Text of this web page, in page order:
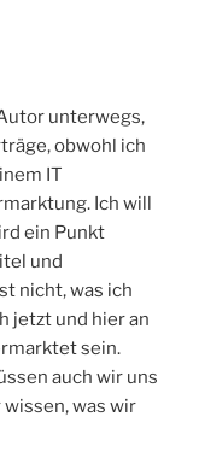
unterwegs,
obwohl ich
IT
Ich will
ein Punkt
und
nicht, was ich
jetzt und hier an
sein.
auch wir uns
was wir